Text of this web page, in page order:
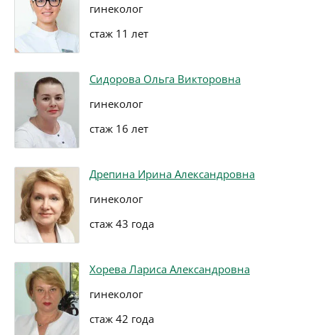
гинеколог
стаж 11 лет
Сидорова Ольга Викторовна
гинеколог
стаж 16 лет
Дрепина Ирина Александровна
гинеколог
стаж 43 года
Хорева Лариса Александровна
гинеколог
стаж 42 года